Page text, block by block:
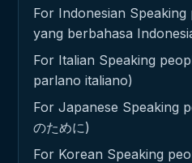
For Indonesian
yang berbahasa
For Italian Speaking
parlano italiano)
For Japanese Speaking
のために)
For Korean Speaking